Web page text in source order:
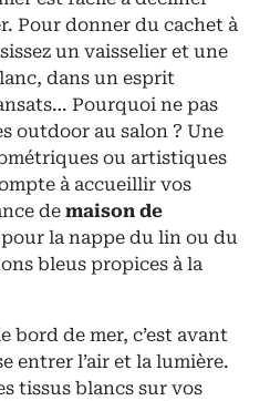
Pour donner du cachet à
un vaisselier et une
dans un esprit
Pourquoi ne pas
outdoor au salon ? Une
ou artistiques
à accueillir vos
de maison de
la nappe du lin ou du
bleus propices à la
bord de mer, c’est avant
entrer l’air et la lumière.
tissus blancs sur vos